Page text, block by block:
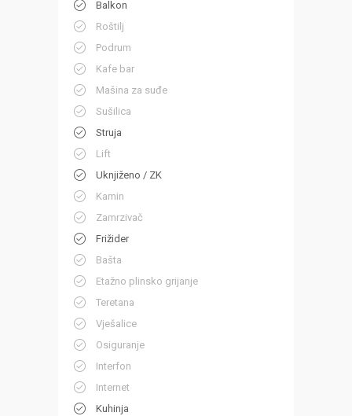
Balkon
Roštilj
Podrum
Kafe bar
Mašina za suđe
Sušilica
Struja
Lift
Uknjiženo / ZK
Kamin
Zamrzivač
Frižider
Bašta
Etažno plinsko grijanje
Teretana
Vješalice
Osiguranje
Interfon
Internet
Kuhinja